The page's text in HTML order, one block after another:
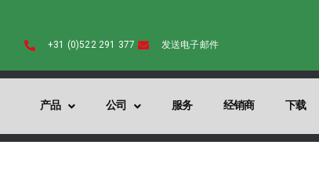
+31 (0)522 291 377 发送电子邮件
产品 公司 服务 经销商 下载